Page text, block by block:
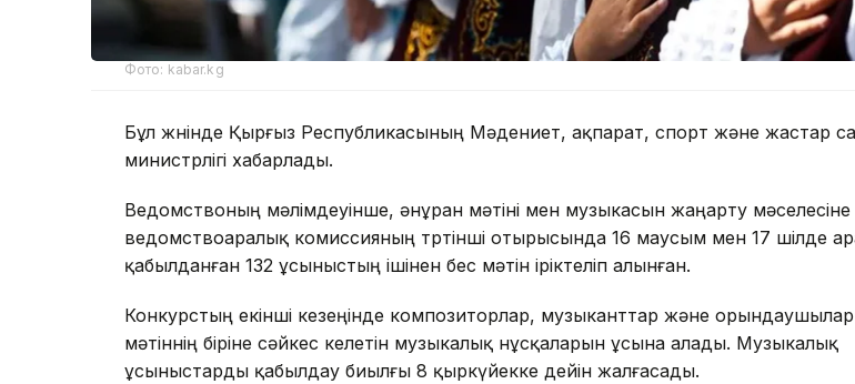
Фото: kabar.kg
Бұл жөнінде Қырғыз Республикасының Мәдениет, ақпарат, спорт және жастар
министрлігі хабарлады.
Ведомствоның мәлімдеуінше, әнұран мәтіні мен музыкасын жаңарту мәселесіне
ведомствоаралық комиссияның төртінші отырысында 16 маусым мен 17 шілде
қабылданған 132 ұсыныстың ішінен бес мәтін іріктеліп алынған.
Конкурстың екінші кезеңінде композиторлар, музыканттар және
мәтіннің біріне сәйкес келетін музыкалық нұсқаларын ұсына алады. Музыкалық
ұсыныстарды қабылдау биылғы 8 қыркүйекке дейін жалғасады.